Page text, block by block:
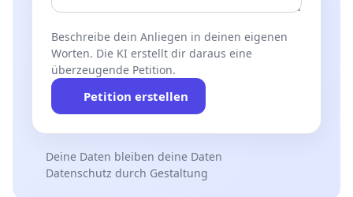
Beschreibe dein Anliegen in deinen eigenen
Worten. Die KI erstellt dir daraus eine
überzeugende Petition.
Petition erstellen
Deine Daten bleiben deine Daten
Datenschutz durch Gestaltung